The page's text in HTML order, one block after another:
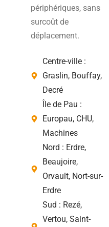
périphériques, sans
surcoût de
déplacement.
Centre-ville :
Graslin, Bouffay,
Decré
Île de Pau :
Europau, CHU,
Machines
Nord : Erdre,
Beaujoire,
Orvault, Nort-sur-
Erdre
Sud : Rezé,
Vertou, Saint-